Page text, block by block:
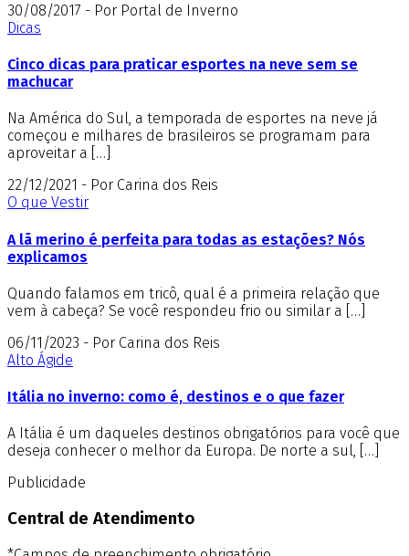
30/08/2017 - Por Portal de Inverno
Dicas
Cinco dicas para praticar esportes na neve sem se
machucar
Na América do Sul, a temporada de esportes na neve já
começou e milhares de brasileiros se programam para
aproveitar a […]
22/12/2021 - Por Carina dos Reis
O que Vestir
A lã merino é perfeita para todas as estações? Nós
explicamos
Quando falamos em tricô, qual é a primeira relação que
vem à cabeça? Se você respondeu frio ou similar a […]
06/11/2023 - Por Carina dos Reis
Alto Ágide
Itália no inverno: como é, destinos e o que fazer
A Itália é um daqueles destinos obrigatórios para você que
deseja conhecer o melhor da Europa. De norte a sul, […]
Publicidade
Central de Atendimento